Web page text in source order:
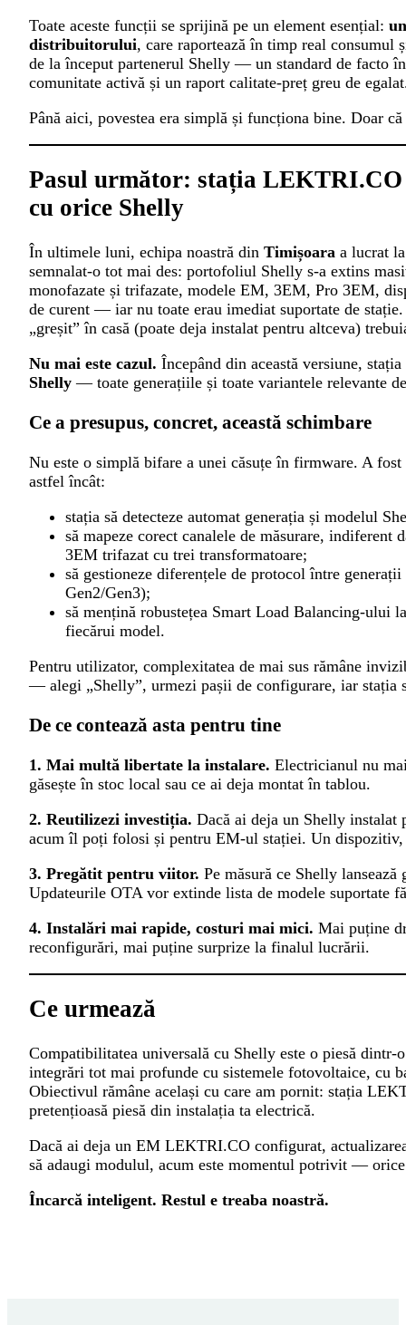
Toate aceste funcții se sprijină pe un element esențial:
distribuitorului, care raportează în timp real consumul
de la început partenerul Shelly — un standard de facto
comunitate activă și un raport calitate-preț greu de
Până aici, povestea era simplă și funcționa bine. Doar
Pasul următor: stația LEKTRI.CO
cu orice Shelly
În ultimele luni, echipa noastră din Timișoara a lucrat
semnalat-o tot mai des: portofoliul Shelly s-a extins
monofazate și trifazate, modele EM, 3EM, Pro 3EM,
de curent — iar nu toate erau imediat suportate de
„greșit” în casă (poate deja instalat pentru altceva)
Nu mai este cazul. Începând din această versiune,
Shelly — toate generațiile și toate variantele relevante
Ce a presupus, concret, această schimbare
Nu este o simplă bifare a unei căsuțe în firmware. A
astfel încât:
stația să detecteze automat generația și modelul
să mapeze corect canalele de măsurare,
3EM trifazat cu trei transformatoare;
să gestioneze diferențele de protocol între
Gen2/Gen3);
să mențină robustețea Smart Load Balancing-ului
fiecărui model.
Pentru utilizator, complexitatea de mai sus rămâne
— alegi „Shelly”, urmezi pașii de configurare, iar stația
De ce contează asta pentru tine
1. Mai multă libertate la instalare. Electricianul nu
găsește în stoc local sau ce ai deja montat în tablou.
2. Reutilizezi investiția. Dacă ai deja un Shelly instalat
acum îl poți folosi și pentru EM-ul stației. Un
3. Pregătit pentru viitor. Pe măsură ce Shelly
Updateurile OTA vor extinde lista de modele suportate
4. Instalări mai rapide, costuri mai mici. Mai puține
reconfigurări, mai puține surprize la finalul lucrării.
Ce urmează
Compatibilitatea universală cu Shelly este o piesă
integrări tot mai profunde cu sistemele fotovoltaice, cu
Obiectivul rămâne același cu care am pornit: stația
pretențioasă piesă din instalația ta electrică.
Dacă ai deja un EM LEKTRI.CO configurat,
să adaugi modulul, acum este momentul potrivit —
Încarcă inteligent. Restul e treaba noastră.